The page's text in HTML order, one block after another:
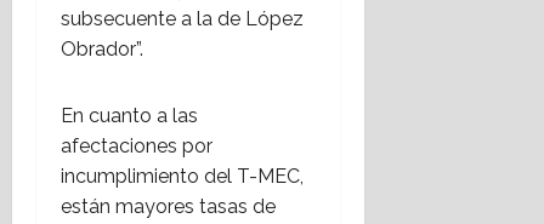
subsecuente a la de López
Obrador”.
En cuanto a las
afectaciones por
incumplimiento del T-MEC,
están mayores tasas de